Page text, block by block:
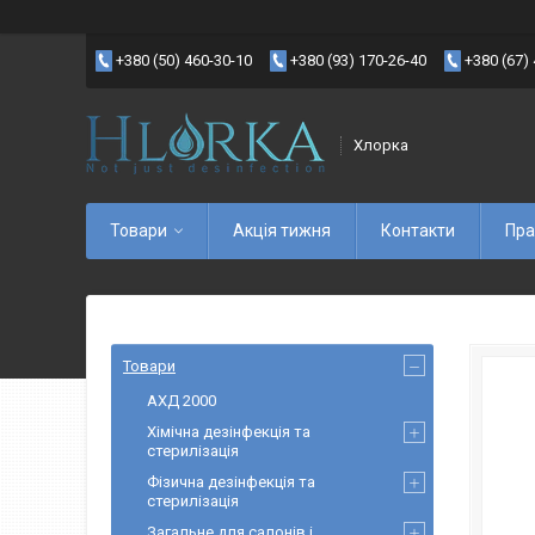
+380 (50) 460-30-10 +380 (93) 170-26-40 +380 (67)
Хлорка
Товари Акція тижня Контакти
Товари
АХД 2000
Хімічна дезінфекція та
стерилізація
Фізична дезінфекція та
стерилізація